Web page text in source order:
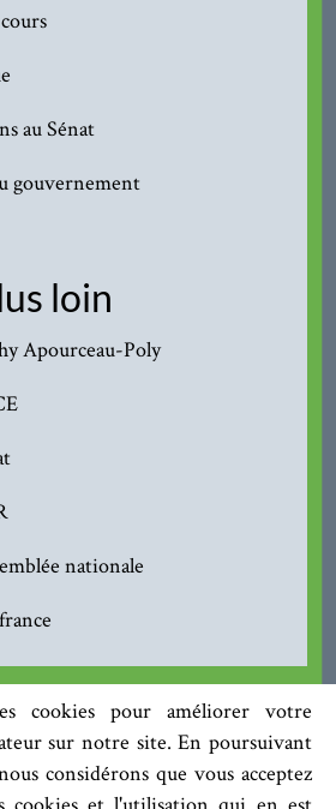
cookies pour améliorer votre
sur notre site. En poursuivant
considérons que vous acceptez
au Sénat
gouvernement
loin
Apourceau-Poly
nationale